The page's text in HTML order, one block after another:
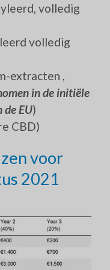
volledig
volledig
extracten ,
in de initiële
de EU)
CBD)
voor
2021